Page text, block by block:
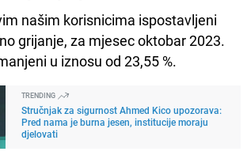
našim korisnicima ispostavljeni
grijanje, za mjesec oktobar 2023.
u iznosu od 23,55 %.
TRENDING
Stručnjak za sigurnost Ahmed Kico upozorava:
Pred nama je burna jesen, institucije moraju
djelovati